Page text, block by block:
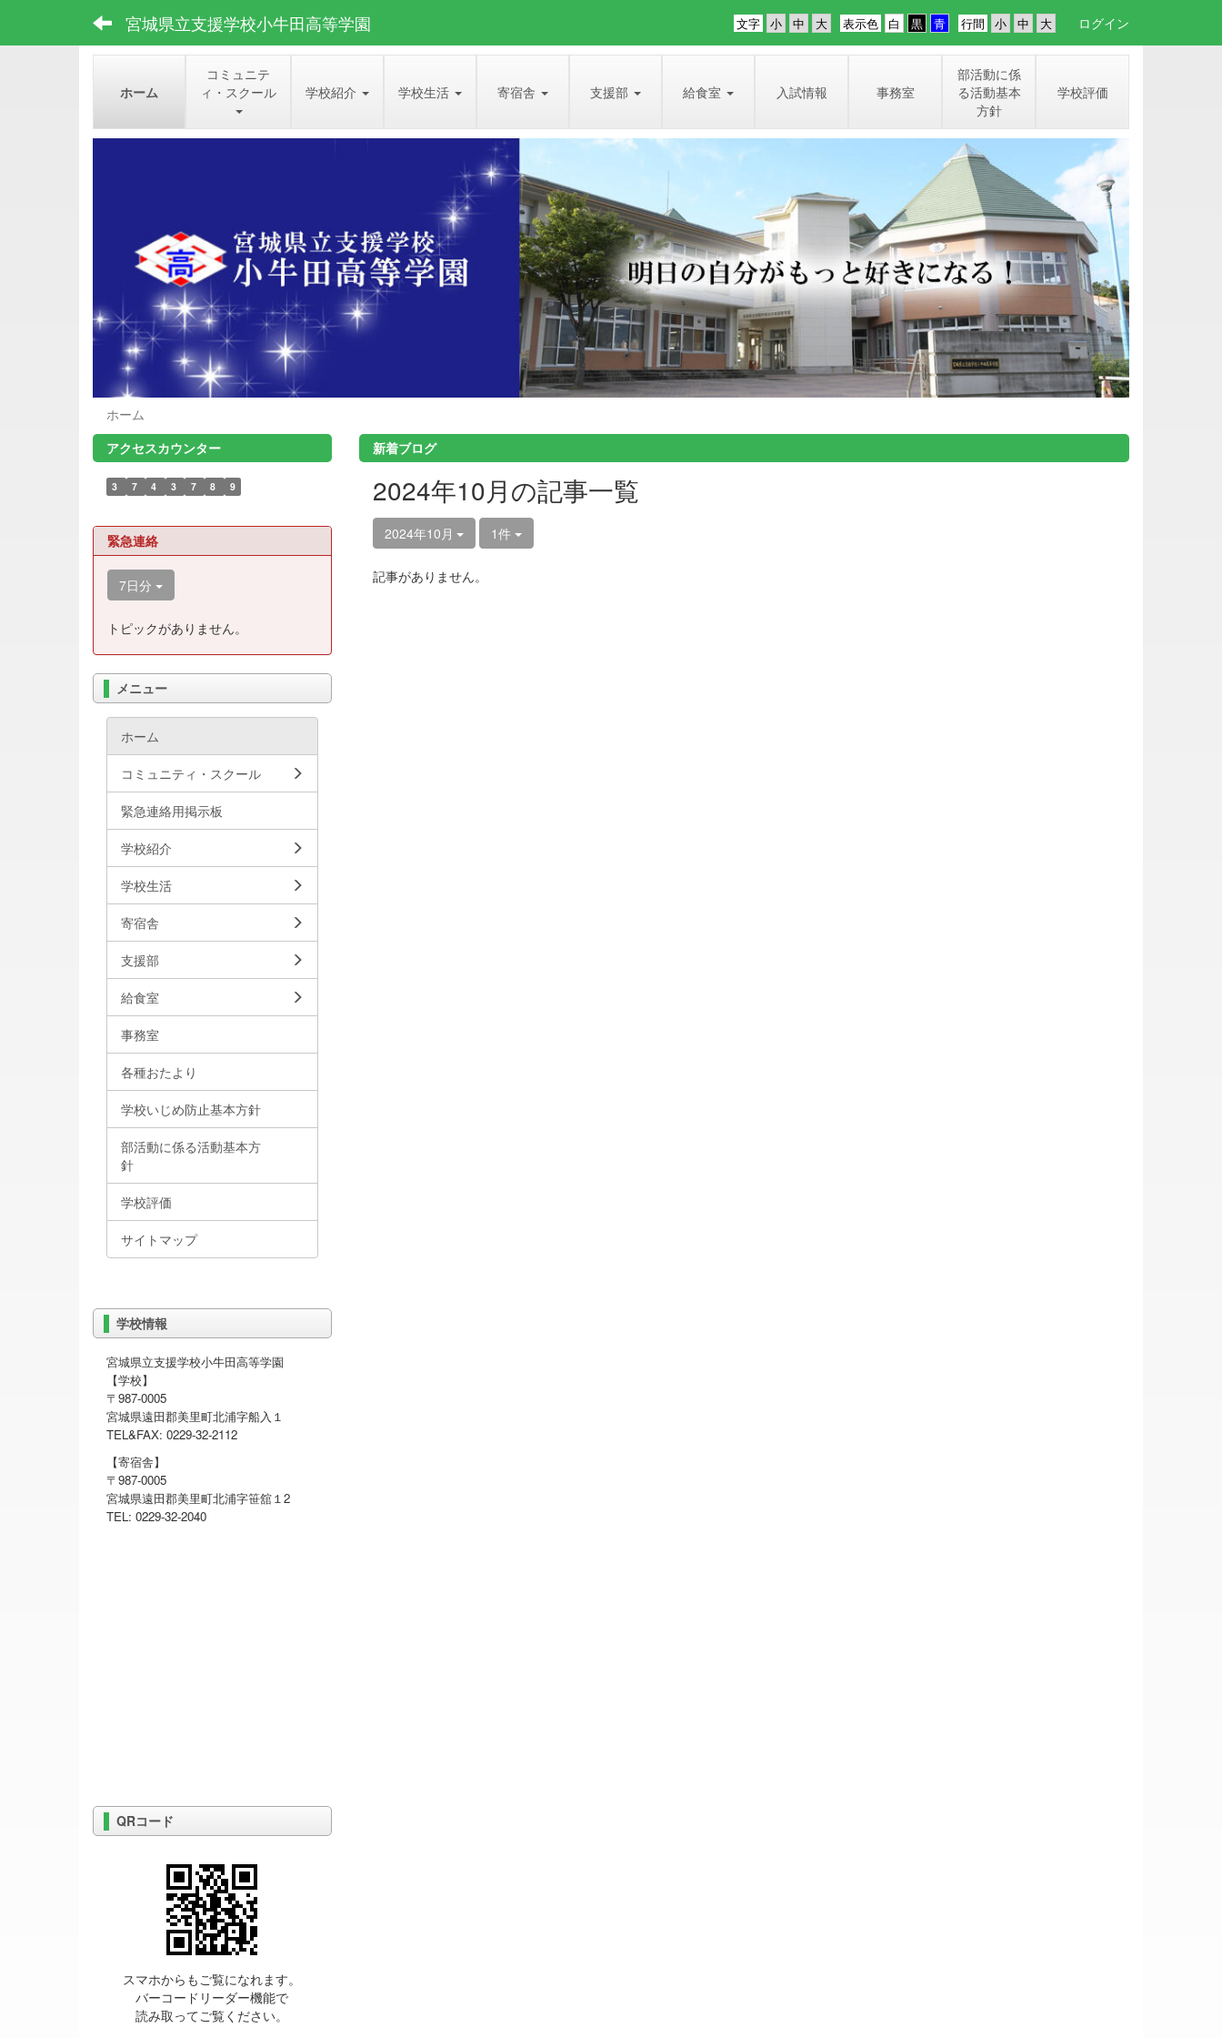
宮城県立支援学校小牛田高等学園 行間
表示色
文字 ログイン
ホーム
コミュニテ
ィ・スクール
学校紹介 学校生活 寄宿舎 支援部 給食室 入試情報 事務室
部活動に係
る活動基本
方針
学校評価
ホーム
新着ブログ
2024年10月の記事一覧
2024年10月 1件
記事がありません。
アクセスカウンター
3 7 4 3 7 8 9
緊急連絡
7日分
トピックがありません。
メニュー
ホーム
コミュニティ・スクール
緊急連絡用掲示板
学校紹介
学校生活
寄宿舎
支援部
給食室
事務室
各種おたより
学校いじめ防止基本方針
部活動に係る活動基本方
針
学校評価
サイトマップ
学校情報
宮城県立支援学校小牛田高等学園
【学校】
〒987-0005
宮城県遠田郡美里町北浦字船入１
TEL&FAX: 0229-32-2112
【寄宿舎】
〒987-0005
宮城県遠田郡美里町北浦字笹舘１2
TEL: 0229-32-2040
QRコード
スマホからもご覧になれます。
バーコードリーダー機能で
読み取ってご覧ください。